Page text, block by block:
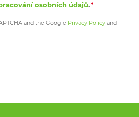
osobních údajů.
and the Google Privacy Policy and